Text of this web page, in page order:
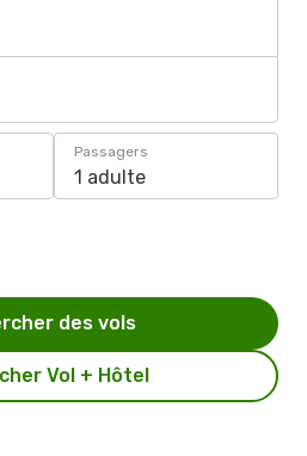
Passagers
1 adulte
Vol + Hôtel
des vols